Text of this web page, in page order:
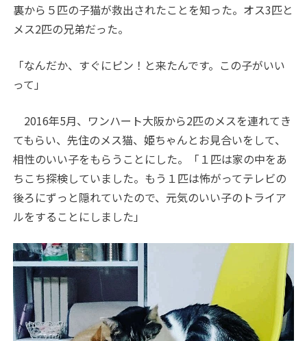
裏から５匹の子猫が救出されたことを知った。オス3匹と
メス2匹の兄弟だった。
「なんだか、すぐにピン！と来たんです。この子がいい
って」
2016年5月、ワンハート大阪から2匹のメスを連れてき
てもらい、先住のメス猫、姫ちゃんとお見合いをして、
相性のいい子をもらうことにした。「１匹は家の中をあ
ちこち探検していました。もう１匹は怖がってテレビの
後ろにずっと隠れていたので、元気のいい子のトライア
ルをすることにしました」